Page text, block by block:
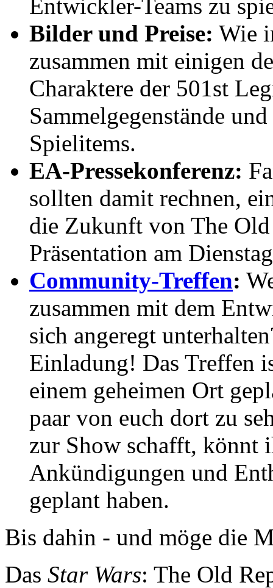
Entwickler-Teams zu
Bilder und Preise: Wie
zusammen mit einigen
Charaktere der 501st
Sammelgegenstände
Spielitems.
EA-Pressekonferenz:
sollten damit rechnen,
die Zukunft von The
Präsentation am
Community-Treffen:
zusammen mit dem
sich angeregt
Einladung! Das Treffen
einem geheimen Ort
paar von euch dort zu
zur Show schafft, könnt
Ankündigungen und
geplant haben.
Bis dahin - und möge die
Das Star Wars: The Old